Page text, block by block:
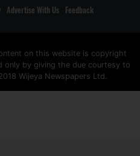
Advertise With Us Feedback
on this website is copyright
only by giving the due courtesy to
Wijeya Newspapers Ltd.